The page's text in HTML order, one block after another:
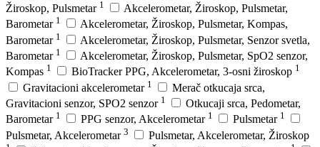
Žiroskop, Pulsmetar 1
Akcelerometar, Žiroskop, Pulsmetar,
Barometar 1
Akcelerometar, Žiroskop, Pulsmetar, Kompas,
Barometar 1
Akcelerometar, Žiroskop, Pulsmetar, Senzor svetla,
Barometar 1
Akcelerometar, Žiroskop, Pulsmetar, SpO2 senzor,
Kompas 1 BioTracker PPG, Akcelerometar, 3-osni žiroskop 1
Gravitacioni akcelerometar 1
Merač otkucaja srca,
Gravitacioni senzor, SPO2 senzor 1
Otkucaji srca, Pedometar,
Barometar 1 PPG senzor, Akcelerometar 1 Pulsmetar 1
Pulsmetar, Akcelerometar 3 Pulsmetar, Akcelerometar, Žiroskop